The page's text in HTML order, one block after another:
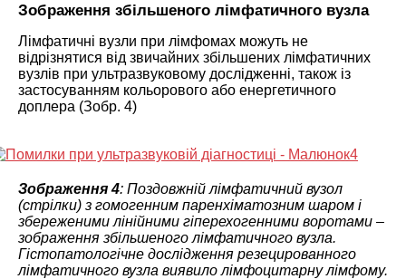
Зображення збільшеного лімфатичного вузла
Лімфатичні вузли при лімфомах можуть не
відрізнятися від звичайних збільшених лімфатичних
вузлів при ультразвуковому дослідженні, також із
застосуванням кольорового або енергетичного
доплера (Зобр. 4)
Зображення 4: Поздовжній лімфатичний вузол
(стрілки) з гомогенним паренхіматозним шаром і
збереженими лінійними гіперехогенними воротами –
зображення збільшеного лімфатичного вузла.
Гістопатологічне дослідження резецированного
лімфатичного вузла виявило лімфоцитарну лімфому.